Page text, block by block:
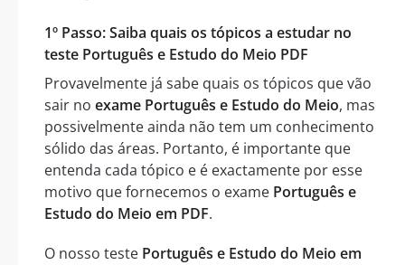
1º Passo: Saiba quais os tópicos a estudar no
teste Português e Estudo do Meio PDF
Provavelmente já sabe quais os tópicos que vão
sair no exame Português e Estudo do Meio, mas
possivelmente ainda não tem um conhecimento
sólido das áreas. Portanto, é importante que
entenda cada tópico e é exactamente por esse
motivo que fornecemos o exame Português e
Estudo do Meio em PDF.
O nosso teste Português e Estudo do Meio em